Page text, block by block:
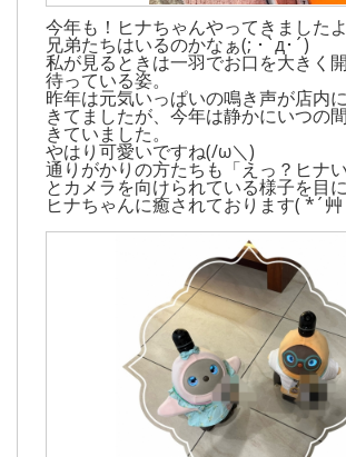
今年も！ヒナちゃんやってきましたよ
兄弟たちはいるのかなぁ(; ･`д･´)
私が見るときは一羽でお口を大きく
待っている姿。
昨年は元気いっぱいの鳴き声が店内
きてましたが、今年は静かにいつの
きていました。
やはり可愛いですね(/ω＼)
通りがかりの方たちも「えっ？ヒナ
とカメラを向けられている様子を目に
ヒナちゃんに癒されております( *´艸